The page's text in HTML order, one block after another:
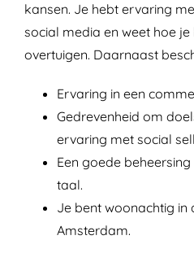
kansen. Je hebt ervaring
social media en weet hoe
overtuigen. Daarnaast
Ervaring in een
Gedrevenheid om
ervaring met social
Een goede
taal.
Je bent woonachtig in
Amsterdam.